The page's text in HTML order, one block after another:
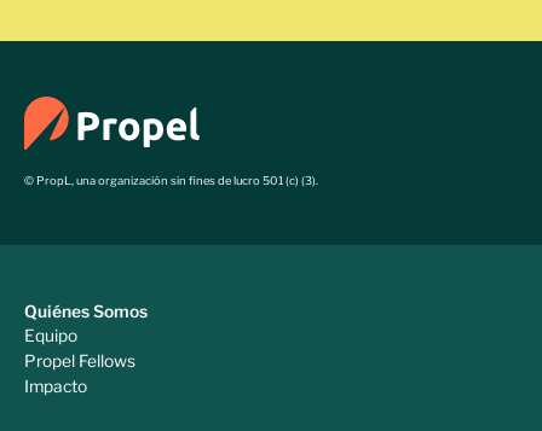
© PropL, una organización sin fines de lucro 501 (c) (3).
Quiénes Somos
Equipo
Propel Fellows
Impacto